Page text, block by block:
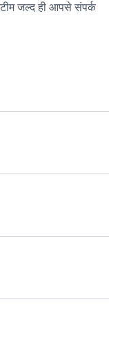
जल्द ही आपसे संपर्क